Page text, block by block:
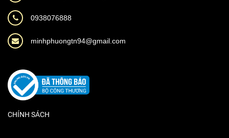
0938076888
minhphuongtn94@gmail.com
CHÍNH SÁCH